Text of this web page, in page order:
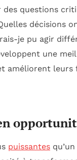
des questions
décisions
je pu agir
une
améliorent leurs
puissantes qu’un